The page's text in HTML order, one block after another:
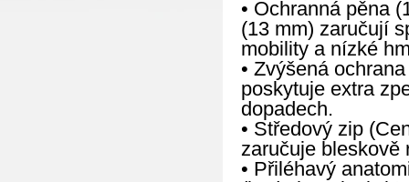
• Ochranná pěna
(13 mm) zaručují
mobility a nízké
• Zvýšená
poskytuje extra
dopadech.
• Středový zip
zaručuje bleskově
• Přiléhavý